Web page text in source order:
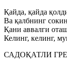
Қайда, қайда
Ва қалбнинг
Қани аввалги
Келинг, келинг,
САДОҚАТЛИ